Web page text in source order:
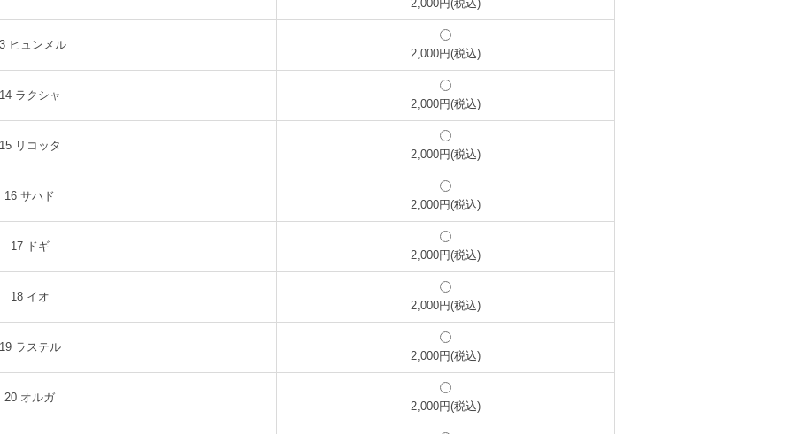
2,000円(税込)
ヒュンメル
2,000円(税込)
ラクシャ
2,000円(税込)
リコッタ
2,000円(税込)
16 サハド
2,000円(税込)
17 ドギ
2,000円(税込)
18 イオ
2,000円(税込)
ラステル
2,000円(税込)
20 オルガ
2,000円(税込)